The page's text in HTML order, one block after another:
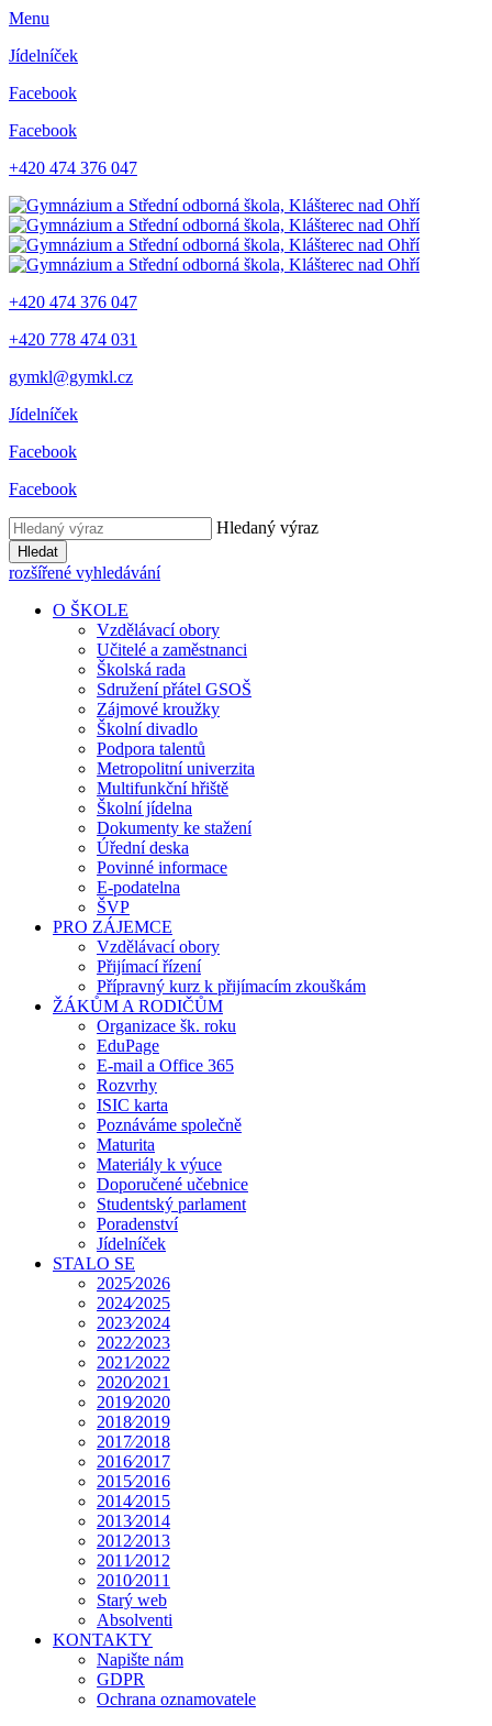
Menu
Jídelníček
Facebook
Facebook
+420 474 376 047
+420 474 376 047
+420 778 474 031
gymkl@gymkl.cz
Jídelníček
Facebook
Facebook
Hledaný výraz
Hledat
rozšířené vyhledávání
O ŠKOLE
Vzdělávací obory
Učitelé a zaměstnanci
Školská rada
Sdružení přátel GSOŠ
Zájmové kroužky
Školní divadlo
Podpora talentů
Metropolitní univerzita
Multifunkční hřiště
Školní jídelna
Dokumenty ke stažení
Úřední deska
Povinné informace
E-podatelna
ŠVP
PRO ZÁJEMCE
Vzdělávací obory
Přijímací řízení
Přípravný kurz k přijímacím zkouškám
ŽÁKŮM A RODIČŮM
Organizace šk. roku
EduPage
E-mail a Office 365
Rozvrhy
ISIC karta
Poznáváme společně
Maturita
Materiály k výuce
Doporučené učebnice
Studentský parlament
Poradenství
Jídelníček
STALO SE
2025⁄2026
2024⁄2025
2023⁄2024
2022⁄2023
2021⁄2022
2020⁄2021
2019⁄2020
2018⁄2019
2017⁄2018
2016⁄2017
2015⁄2016
2014⁄2015
2013⁄2014
2012⁄2013
2011⁄2012
2010⁄2011
Starý web
Absolventi
KONTAKTY
Napište nám
GDPR
Ochrana oznamovatele